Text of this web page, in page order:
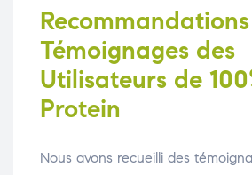
Témoignages des
Utilisateurs de
Protein
Nous avons recueilli des